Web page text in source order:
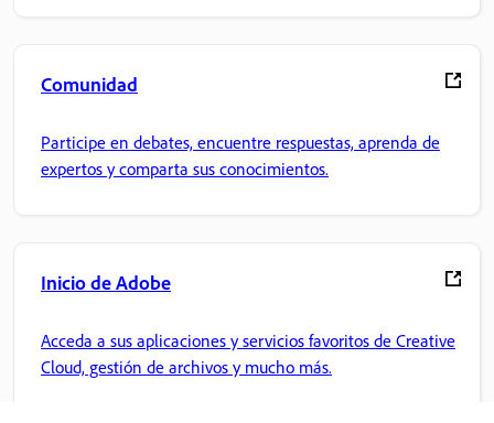
Comunidad
Participe en debates, encuentre respuestas, aprenda de
expertos y comparta sus conocimientos.
Inicio de Adobe
Acceda a sus aplicaciones y servicios favoritos de Creative
Cloud, gestión de archivos y mucho más.